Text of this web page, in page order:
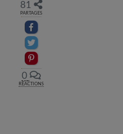
81
PARTAGES
Partager sur facebook
Partager sur Twitter
Epingler sur Pinterest
0
RÉACTIONS